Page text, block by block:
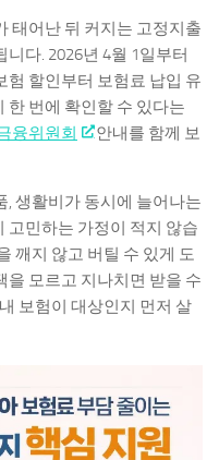
태어난 뒤 커지는 고정지출
다. 2026년 4월 1일부터
험 할인부터 보험료 납입 유
한 번에 확인할 수 있다는
융위원회
안내를 함께 보
, 생활비가 동시에 늘어나는
고민하는 가정이 적지 않습
깨지 않고 버틸 수 있게 도
을 모르고 지나치면 받을 수
보험이 대상인지 먼저 살